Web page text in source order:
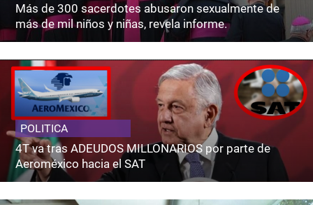
Más de 300 sacerdotes abusaron sexualmente de
más de mil niños y niñas, revela informe.
POLITICA
4T va tras ADEUDOS MILLONARIOS por parte de
Aeroméxico hacia el SAT